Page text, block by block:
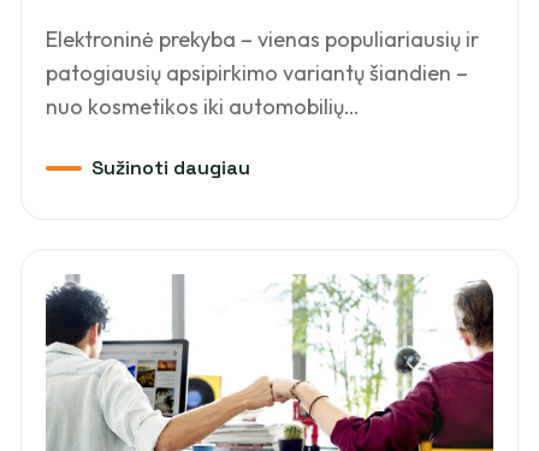
Elektroninė prekyba – vienas populiariausių ir
patogiausių apsipirkimo variantų šiandien –
nuo kosmetikos iki automobilių…